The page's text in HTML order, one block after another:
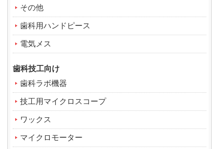
その他
歯科用ハンドピース
電気メス
歯科技工向け
歯科ラボ機器
技工用マイクロスコープ
ワックス
マイクロモーター